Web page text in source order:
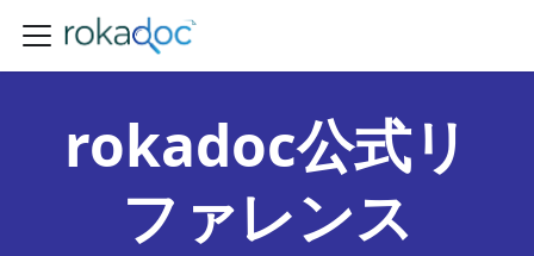
rokadoc公式リ
ファレンス